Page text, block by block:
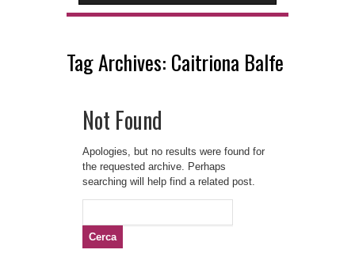
Tag Archives: Caitriona Balfe
Not Found
Apologies, but no results were found for
the requested archive. Perhaps
searching will help find a related post.